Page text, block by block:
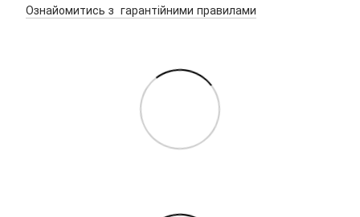
Ознайомитись з гарантійними правилами